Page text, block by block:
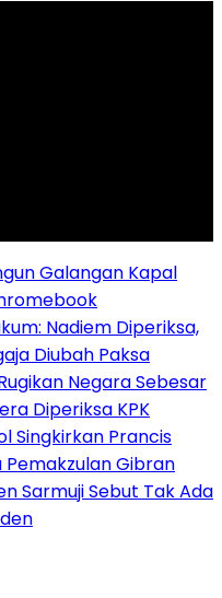
Galangan Kapal
Nadiem Diperiksa,
Diubah Paksa
Negara Sebesar
Diperiksa KPK
Singkirkan Prancis
Pemakzulan Gibran
Sarmuji Sebut Tak Ada